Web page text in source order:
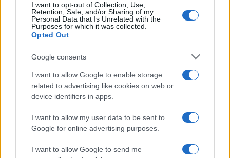
I want to opt-out of Collection, Use,
Retention, Sale, and/or Sharing of my
Personal Data that Is Unrelated with the
Purposes for which it was collected.
Opted Out
Google consents
I want to allow Google to enable storage
related to advertising like cookies on web or
device identifiers in apps.
I want to allow my user data to be sent to
Google for online advertising purposes.
I want to allow Google to send me
Ο Πέτρος Μάνταλος συνεχίζει να γράφει